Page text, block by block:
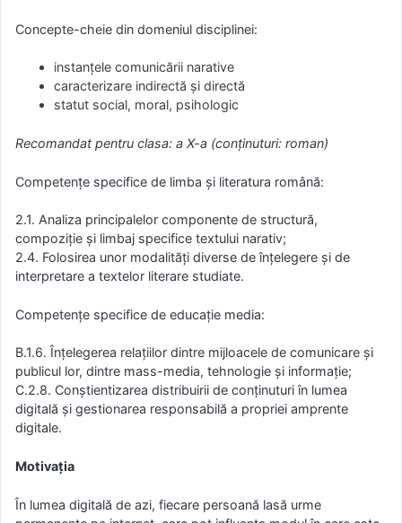
Concepte-cheie din domeniul disciplinei:
instanțele comunicării narative
caracterizare indirectă și directă
statut social, moral, psihologic
Recomandat pentru clasa: a X-a (conținuturi: roman)
Competențe specifice de limba și literatura română:
2.1. Analiza principalelor componente de structură,
compoziţie şi limbaj specifice textului narativ;
2.4. Folosirea unor modalităţi diverse de înţelegere şi de
interpretare a textelor literare studiate.
Competențe specifice de educație media:
B.1.6. Înțelegerea relațiilor dintre mijloacele de comunicare și
publicul lor, dintre mass-media, tehnologie și informație;
C.2.8. Conștientizarea distribuirii de conținuturi în lumea
digitală și gestionarea responsabilă a propriei amprente
digitale.
Motivația
În lumea digitală de azi, fiecare persoană lasă urme